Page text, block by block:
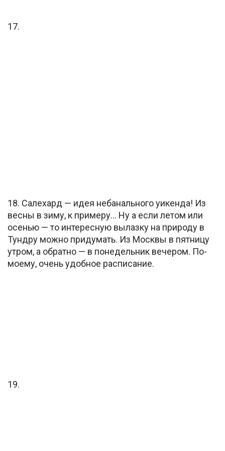
17.
18. Салехард — идея небанального уикенда! Из
весны в зиму, к примеру… Ну а если летом или
осенью — то интересную вылазку на природу в
Тундру можно придумать. Из Москвы в пятницу
утром, а обратно — в понедельник вечером. По-
моему, очень удобное расписание.
19.